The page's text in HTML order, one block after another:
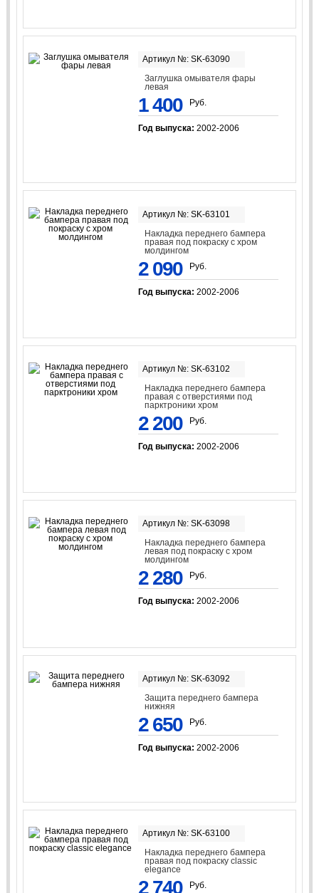
Артикул №: SK-63090
Заглушка омывателя фары
левая
1 400 Руб.
Год выпуска: 2002-2006
Артикул №: SK-63101
Накладка переднего бампера
правая под покраску с хром
молдингом
2 090 Руб.
Год выпуска: 2002-2006
Артикул №: SK-63102
Накладка переднего бампера
правая с отверстиями под
парктроники хром
2 200 Руб.
Год выпуска: 2002-2006
Артикул №: SK-63098
Накладка переднего бампера
левая под покраску с хром
молдингом
2 280 Руб.
Год выпуска: 2002-2006
Артикул №: SK-63092
Защита переднего бампера
нижняя
2 650 Руб.
Год выпуска: 2002-2006
Артикул №: SK-63100
Накладка переднего бампера
правая под покраску classic
elegance
2 740 Руб.